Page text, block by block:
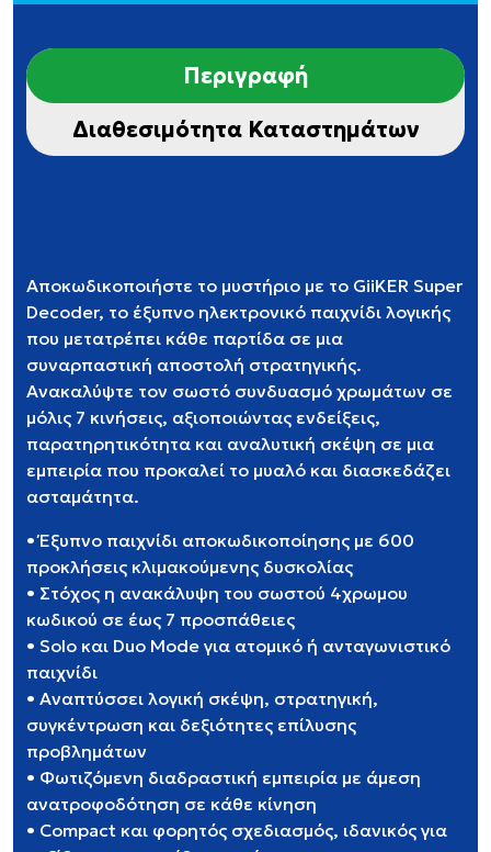
Περιγραφή
Διαθεσιμότητα Καταστημάτων
Αποκωδικοποιήστε το μυστήριο με το GiiKER Super
Decoder, το έξυπνο ηλεκτρονικό παιχνίδι λογικής
που μετατρέπει κάθε παρτίδα σε μια
συναρπαστική αποστολή στρατηγικής.
Ανακαλύψτε τον σωστό συνδυασμό χρωμάτων σε
μόλις 7 κινήσεις, αξιοποιώντας ενδείξεις,
παρατηρητικότητα και αναλυτική σκέψη σε μια
εμπειρία που προκαλεί το μυαλό και διασκεδάζει
ασταμάτητα.
• Έξυπνο παιχνίδι αποκωδικοποίησης με 600
προκλήσεις κλιμακούμενης δυσκολίας
• Στόχος η ανακάλυψη του σωστού 4χρωμου
κωδικού σε έως 7 προσπάθειες
• Solo και Duo Mode για ατομικό ή ανταγωνιστικό
παιχνίδι
• Αναπτύσσει λογική σκέψη, στρατηγική,
συγκέντρωση και δεξιότητες επίλυσης
προβλημάτων
• Φωτιζόμενη διαδραστική εμπειρία με άμεση
ανατροφοδότηση σε κάθε κίνηση
• Compact και φορητός σχεδιασμός, ιδανικός για